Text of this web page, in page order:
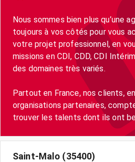
Nous sommes bien plus qu’une
toujours à vos côtés pour vous
votre projet professionnel, en
missions en CDI, CDD, CDI
des domaines très variés.
Partout en France, nos clients,
organisations partenaires,
trouver les talents dont ils ont
Saint-Malo (35400)